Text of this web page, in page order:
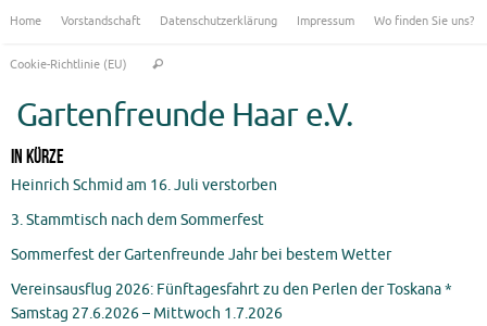
springen
Home Vorstandschaft Datenschutzerklärung Impressum Wo finden Sie uns?
Cookie-Richtlinie (EU) Suchen
Gartenfreunde Haar e.V.
In Kürze
Heinrich Schmid am 16. Juli verstorben
3. Stammtisch nach dem Sommerfest
Sommerfest der Gartenfreunde Jahr bei bestem Wetter
Vereinsausflug 2026: Fünftagesfahrt zu den Perlen der Toskana *
Samstag 27.6.2026 – Mittwoch 1.7.2026